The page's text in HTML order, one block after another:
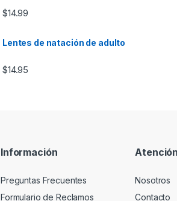
$14.99
Lentes de natación de adulto
$14.95
Información
Preguntas Frecuentes
Formulario de Reclamos
Atención
Nosotros
Contacto